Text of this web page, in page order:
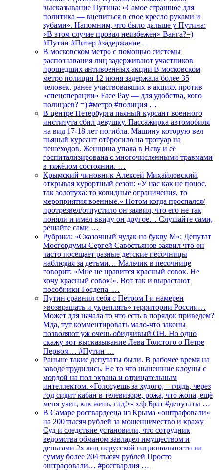
высказывание Путина: «Самое страшное для
политика — вцепиться в свое кресло руками и
зубами». Напомним, что было дальше у Путина:
«В этом случае провал неизбежен» Ванга?=)
#Путин #Питер #задержание …
В московском метро с помощью системы
распознавания лиц задерживают участников
прошедших антивоенных акций В московском
метро полиция 12 июня задержала более 35
человек, ранее участвовавших в акциях против
«спецоперации» Face Pay — для удобства, кого
полицаев? =) #метро #полиция …
В центре Петербурга пьяный курсант военного
института сбил девушку. Пассажирка автомобиля
на вид 17-18 лет погибла. Машину которую вел
пьяный курсант отбросило на тротуар на
пешеходов. Женщина упала в Неву и её
госпитализирована с многочисленными травмами
в тяжёлом состоянии. …
Крымский чиновник Алексей Михайловский,
открывая курортный сезон: «У нас как не понос,
так золотуха: то ковидные ограничения, то
мероприятия военные.» Потом когда проспался/
протрезвел/отпустило он заявил, что его не так
поняли и имел ввиду он другое… Слушайте сами,
решайте сами …
Рубрика: «Сказочный чудак на букву М»: Депутат
Мосгордумы Сергей Савостьянов заявил что он
часто посещает разные детские песочницы
наблюдая за детьми… Мальчик в песочнице
говорит: «Мне не нравится красный совок. Не
хочу красный совок!». Вот так и вырастают
пособники Госдепа. …
Путин сравнил себя с Петром I и намерен
«возвращать и укреплять» территории России…
Может для начала то что есть в порядок приведем?
Мда, тут комментировать мало-что законы
позволяют уж очень обидчивый ОН. Но одно
скажу вот высказывание Лева Толстого о Петре
Первом… #Путин …
Раньше такие депутаты были. В рабочее время на
заводе трудились. Не то что нынешние клоуны с
мордой на пол экрана и отрицательным
интеллектом. «Голосуешь за худого, – глядь, через
год сидит кабан в телевизоре, рожа, что жопа, ещё
меня учит, как жить, гад!»- х/ф Брат #депутаты …
В Самаре росгвардееца из Крыма «оштрафовали»
на 200 тысяч рублей за мошенничество и кражу
Суд и следствие установили, что сотрудник
ведомства обманом завладел имуществом и
деньгами 2х лиц нерусской национальности на
сумму более 204 тысяч рублей Просто
оштрафовали… #росгвардия …